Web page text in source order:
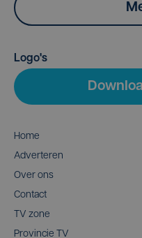
Logo's
Home
Adverteren
Over ons
Contact
TV zone
Provincie TV